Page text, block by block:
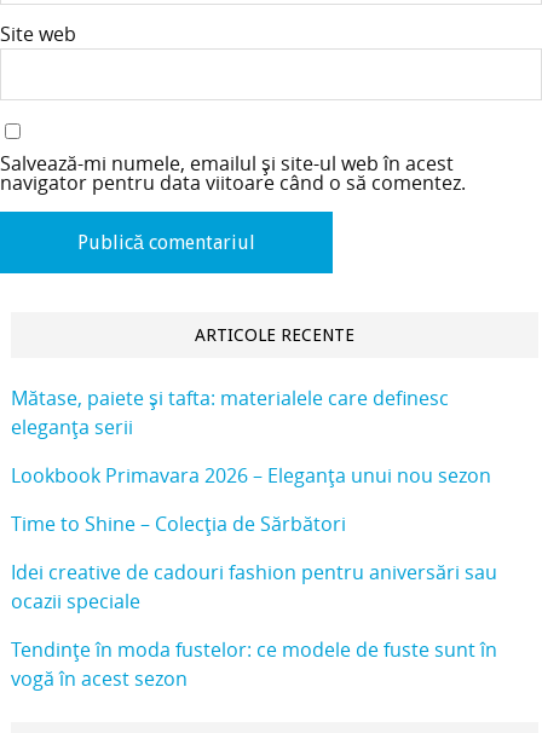
Site web
Salvează-mi numele, emailul și site-ul web în acest
navigator pentru data viitoare când o să comentez.
ARTICOLE RECENTE
Mătase, paiete și tafta: materialele care definesc
eleganța serii
Lookbook Primavara 2026 – Eleganța unui nou sezon
Time to Shine – Colecția de Sărbători
Idei creative de cadouri fashion pentru aniversări sau
ocazii speciale
Tendințe în moda fustelor: ce modele de fuste sunt în
vogă în acest sezon